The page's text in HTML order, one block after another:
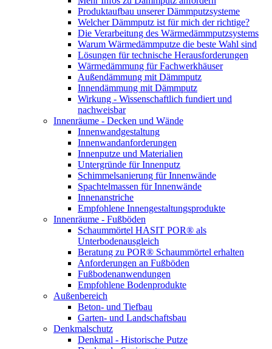
Produktaufbau unserer Dämmputzsysteme
Welcher Dämmputz ist für mich der richtige?
Die Verarbeitung des Wärmedämmputzsystems
Warum Wärmedämmputze die beste Wahl sind
Lösungen für technische Herausforderungen
Wärmedämmung für Fachwerkhäuser
Außendämmung mit Dämmputz
Innendämmung mit Dämmputz
Wirkung - Wissenschaftlich fundiert und
nachweisbar
Innenräume - Decken und Wände
Innenwandgestaltung
Innenwandanforderungen
Innenputze und Materialien
Untergründe für Innenputz
Schimmelsanierung für Innenwände
Spachtelmassen für Innenwände
Innenanstriche
Empfohlene Innengestaltungsprodukte
Innenräume - Fußböden
Schaummörtel HASIT POR® als
Unterbodenausgleich
Beratung zu POR® Schaummörtel erhalten
Anforderungen an Fußböden
Fußbodenanwendungen
Empfohlene Bodenprodukte
Außenbereich
Beton- und Tiefbau
Garten- und Landschaftsbau
Denkmalschutz
Denkmal - Historische Putze